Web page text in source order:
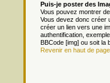
Puis-je poster des
Vous pouvez montrer
Vous devez donc créer
créer un lien vers une
authentification,
BBCode [img] ou soit la
Revenir en haut de page